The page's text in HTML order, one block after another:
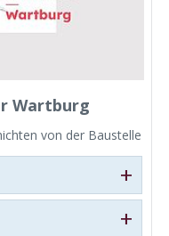
Wartburg
von der Baustelle
+
+